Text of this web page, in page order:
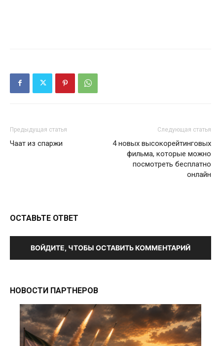
Предыдущая статья
Чаат из спаржи
Следующая статья
4 новых высокорейтинговых
фильма, которые можно
посмотреть бесплатно
онлайн
ОСТАВЬТЕ ОТВЕТ
ВОЙДИТЕ, ЧТОБЫ ОСТАВИТЬ КОММЕНТАРИЙ
НОВОСТИ ПАРТНЕРОВ